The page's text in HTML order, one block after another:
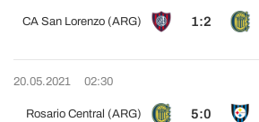
CA San Lorenzo (ARG) 1:2
20.05.2021 02:30
Rosario Central (ARG) 5:0